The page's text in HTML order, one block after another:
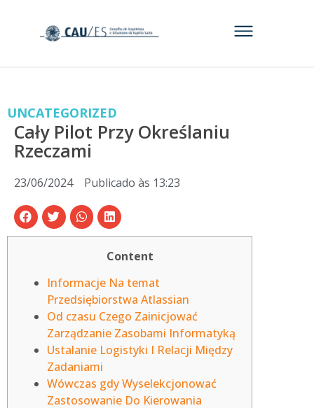
UNCATEGORIZED
Cały Pilot Przy Określaniu
Rzeczami
23/06/2024 Publicado às 13:23
Content
Informacje Na temat
Przedsiębiorstwa Atlassian
Od czasu Czego Zainicjować
Zarządzanie Zasobami Informatyką
Ustalanie Logistyki I Relacji Między
Zadaniami
Wówczas gdy Wyselekcjonować
Zastosowanie Do Kierowania